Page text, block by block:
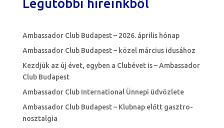
Legutóbbi híreinkből
Ambassador Club Budapest – 2026. április hónap
Ambassador Club Budapest – közel március idusához
Kezdjük az új évet, egyben a Clubévet is – Ambassador
Club Budapest
Ambassador Club International Ünnepi üdvözlete
Ambassador Club Budapest – Klubnap előtt gasztro-
nosztalgia